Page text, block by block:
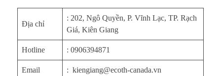
Địa chỉ
: 202, Ngô Quyền, P. Vĩnh Lạc, TP. Rạch
Giá, Kiên Giang
Hotline : 0906394871
Email : kiengiang@ecoth-canada.vn